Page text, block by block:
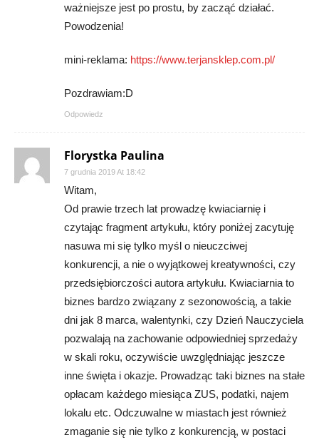
ważniejsze jest po prostu, by zacząć działać.
Powodzenia!
mini-reklama: https://www.terjansklep.com.pl/
Pozdrawiam:D
Odpowiedz
Florystka Paulina
7 grudnia 2019 At 18:42
Witam,
Od prawie trzech lat prowadzę kwiaciarnię i
czytając fragment artykułu, który poniżej zacytuję
nasuwa mi się tylko myśl o nieuczciwej
konkurencji, a nie o wyjątkowej kreatywności, czy
przedsiębiorczości autora artykułu. Kwiaciarnia to
biznes bardzo związany z sezonowością, a takie
dni jak 8 marca, walentynki, czy Dzień Nauczyciela
pozwalają na zachowanie odpowiedniej sprzedaży
w skali roku, oczywiście uwzględniając jeszcze
inne święta i okazje. Prowadząc taki biznes na stałe
opłacam każdego miesiąca ZUS, podatki, najem
lokalu etc. Odczuwalne w miastach jest również
zmaganie się nie tylko z konkurencją, w postaci